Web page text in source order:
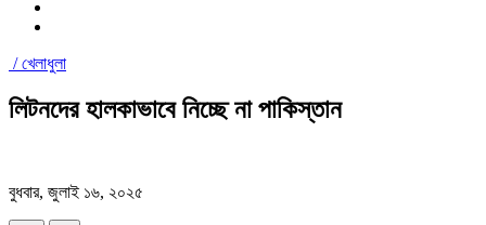
/খেলাধুলা
লিটনদের হালকাভাবে নিচ্ছে না পাকিস্তান
বুধবার, জুলাই ১৬, ২০২৫